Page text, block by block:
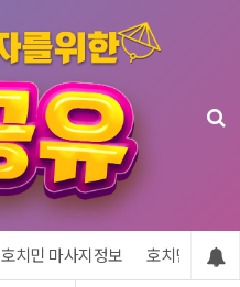
호치민 마사지정보 호치민 숙소